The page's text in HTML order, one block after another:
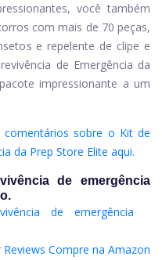
você também
com mais de 70 peças,
e repelente de clipe e
de Emergência da
impressionante a um
sobre o Kit de
da Prep Store Elite aqui.
de emergência
Compre na Amazon